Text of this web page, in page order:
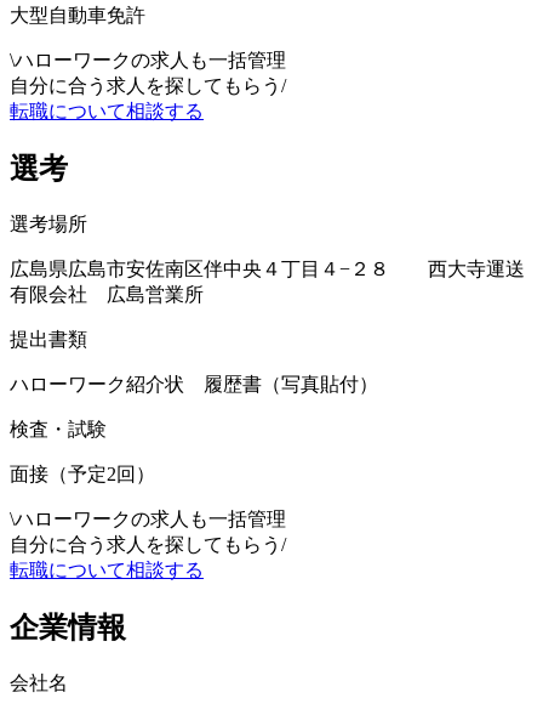
大型自動車免許
\ハローワークの求人も一括管理
自分に合う求人を探してもらう /
転職について相談する
選考
選考場所
広島県広島市安佐南区伴中央４丁目４−２８ 西大寺運送
有限会社 広島営業所
提出書類
ハローワーク紹介状 履歴書（写真貼付）
検査・試験
面接（予定2回）
\ハローワークの求人も一括管理
自分に合う求人を探してもらう /
転職について相談する
企業情報
会社名